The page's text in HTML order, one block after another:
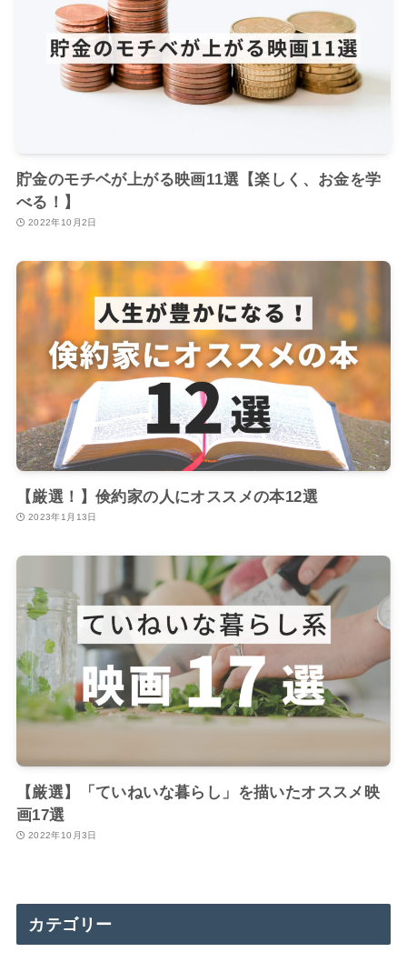
貯金のモチベが上がる映画11選【楽しく、お金を学
べる！】
2022年10月2日
【厳選！】倹約家の人にオススメの本12選
2023年1月13日
【厳選】「ていねいな暮らし」を描いたオススメ映
画17選
2022年10月3日
カテゴリー